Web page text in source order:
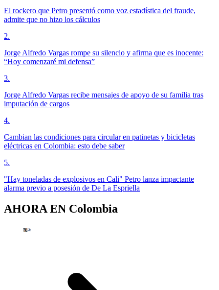
El rockero que Petro presentó como voz estadística del fraude,
admite que no hizo los cálculos
2.
Jorge Alfredo Vargas rompe su silencio y afirma que es inocente:
“Hoy comenzaré mi defensa”
3.
Jorge Alfredo Vargas recibe mensajes de apoyo de su familia tras
imputación de cargos
4.
Cambian las condiciones para circular en patinetas y bicicletas
eléctricas en Colombia: esto debe saber
5.
"Hay toneladas de explosivos en Cali" Petro lanza impactante
alarma previo a posesión de De La Espriella
AHORA EN Colombia